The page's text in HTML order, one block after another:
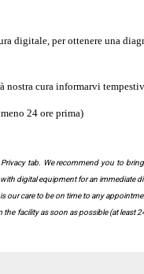
digitale, per ottenere una
cura informarvi
24 ore prima)
tab. We recommend you to
digital equipment for an immediate
our care to be on time to any
facility as soon as possible (at least